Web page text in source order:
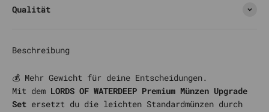
Qualität
Beschreibung
💰 Mehr Gewicht für deine Entscheidungen.
Mit dem LORDS OF WATERDEEP Premium Münzen Upgrade
Set ersetzt du die leichten Standardmünzen durch